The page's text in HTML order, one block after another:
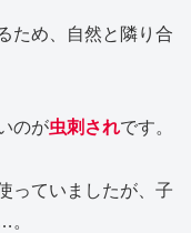
ため、自然と隣り合
のが虫刺されです。
っていましたが、子
。